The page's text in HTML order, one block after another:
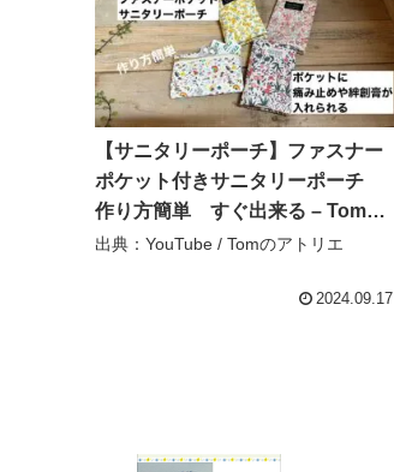
【サニタリーポーチ】ファスナー
ポケット付きサニタリーポーチ
作り方簡単 すぐ出来る – Tomの
アトリエ
出典：YouTube / Tomのアトリエ
2024.09.17